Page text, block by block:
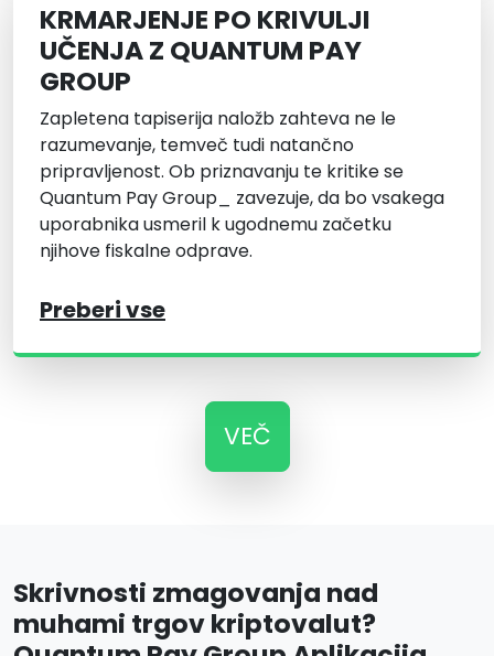
KRMARJENJE PO KRIVULJI
UČENJA Z QUANTUM PAY
GROUP
Zapletena tapiserija naložb zahteva ne le
razumevanje, temveč tudi natančno
pripravljenost. Ob priznavanju te kritike se
Quantum Pay Group_ zavezuje, da bo vsakega
uporabnika usmeril k ugodnemu začetku
njihove fiskalne odprave.
Preberi vse
VEČ
Skrivnosti zmagovanja nad
muhami trgov kriptovalut?